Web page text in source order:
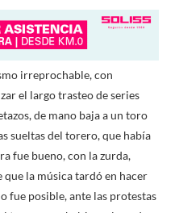
irreprochable, con
el largo trasteo de series
de mano baja a un toro
sueltas del torero, que había
fue bueno, con la zurda,
la música tardó en hacer
fue posible, ante las protestas